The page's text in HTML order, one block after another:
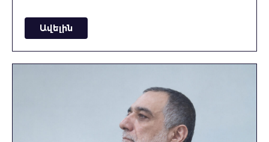
Ավելին